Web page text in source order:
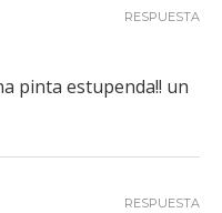
pinta estupenda!! un
RESPUESTA
RESPUESTA